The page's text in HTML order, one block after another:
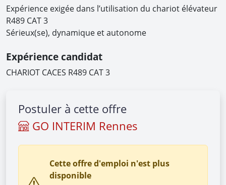
Expérience exigée dans l’utilisation du chariot élévateur
R489 CAT 3
Sérieux(se), dynamique et autonome
Expérience candidat
CHARIOT CACES R489 CAT 3
Postuler à cette offre
GO INTERIM Rennes
Cette offre d'emploi n'est plus
disponible